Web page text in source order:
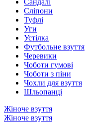
Сандалі
Сліпони
Туфлі
Уги
Устілка
Футбольне взуття
Черевики
Чоботи гумові
Чоботи з піни
Чохли для взуття
Шльопанці
Жіноче взуття
Жіноче взуття